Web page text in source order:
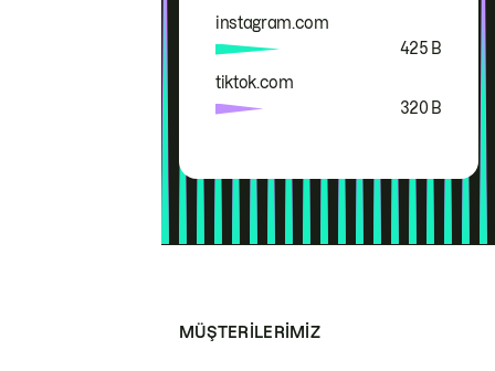
instagram.com
425 B
tiktok.com
320 B
MÜŞTERILERIMIZ